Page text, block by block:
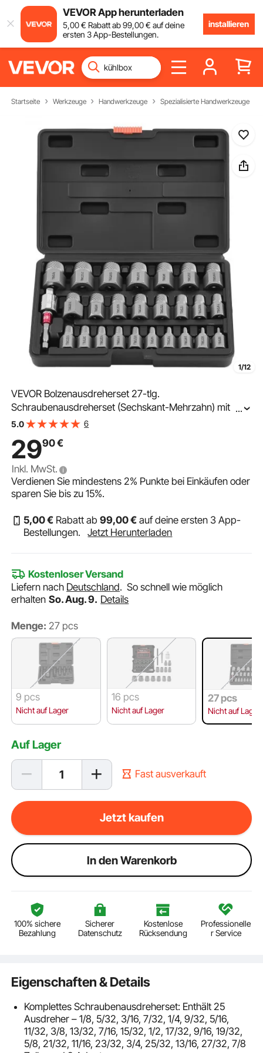
VEVOR App herunterladen
5,00€ Rabatt ab99,00€ auf deine
ersten 3 App-Bestellungen.
installieren
Startseite Werkzeuge Handwerkzeuge Spezialisierte Handwerkzeuge
1/12
VEVOR Bolzenausdreherset 27-tlg.
Schraubenausdreherset (Sechskant-Mehrzahn) mit
Adaptern & Stabilem Aufbewahrungskoffer (Schwarz),
Bolzen & Schrauben
...
5.0 6
2990€
Inkl. MwSt.
Verdienen Sie mindestens2% Punkte bei Einkäufen oder
sparen Sie bis zu15%.
5,00€ Rabatt ab99,00€ auf deine ersten 3 App-
Bestellungen.
Jetzt Herunterladen
Kostenloser Versand
Liefern nach Deutschland.So schnell wie möglich
erhalten So. Aug. 9. Details
Menge: 27 pcs
9 pcs
Nicht auf Lager
16 pcs
Nicht auf Lager
27 pcs
Nicht auf Lager
Auf Lager
Fast ausverkauft
Jetzt kaufen
ln den Warenkorb
100% sichere
Bezahlung
Sicherer
Datenschutz
Kostenlose
Rücksendung
Professionelle
r Service
Eigenschaften & Details
Komplettes Schraubenausdreherset: Enthält 25
Ausdreher – 1/8, 5/32, 3/16, 7/32, 1/4, 9/32, 5/16,
11/32, 3/8, 13/32, 7/16, 15/32, 1/2, 17/32, 9/16, 19/32,
5/8, 21/32, 11/16, 23/32, 3/4, 25/32, 13/16, 27/32, 7/8